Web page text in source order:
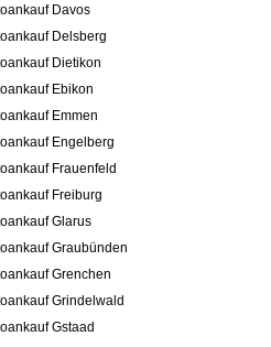
Davos
Delsberg
Dietikon
Ebikon
Emmen
Engelberg
Frauenfeld
Freiburg
Glarus
Graubünden
Grenchen
Grindelwald
Gstaad